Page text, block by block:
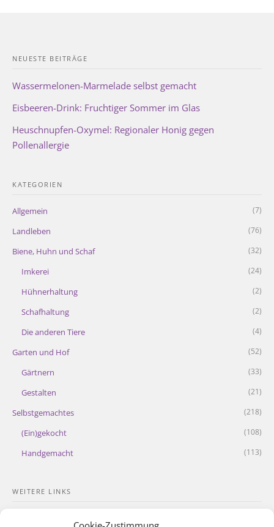
NEUESTE BEITRÄGE
Wassermelonen-Marmelade selbst gemacht
Eisbeeren-Drink: Fruchtiger Sommer im Glas
Heuschnupfen-Oxymel: Regionaler Honig gegen
Pollenallergie
KATEGORIEN
Allgemein (7)
Landleben (76)
Biene, Huhn und Schaf (32)
Imkerei (24)
Hühnerhaltung (2)
Schafhaltung (2)
Die anderen Tiere (4)
Garten und Hof (52)
Gärtnern (33)
Gestalten (21)
Selbstgemachtes (218)
(Ein)gekocht (108)
Handgemacht (113)
WEITERE LINKS